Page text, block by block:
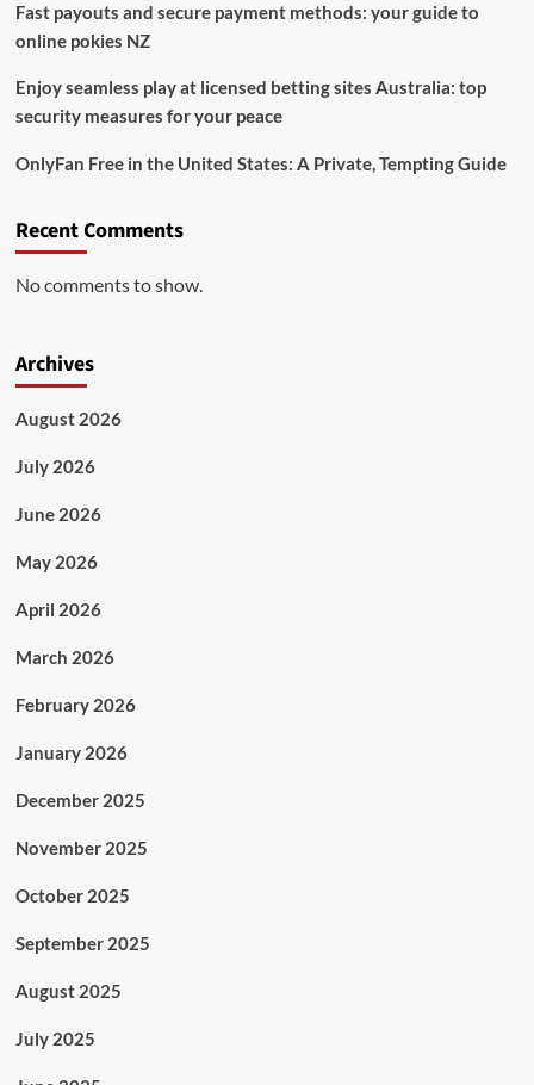
Fast payouts and secure payment methods: your guide to
online pokies NZ
Enjoy seamless play at licensed betting sites Australia: top
security measures for your peace
OnlyFan Free in the United States: A Private, Tempting Guide
Recent Comments
No comments to show.
Archives
August 2026
July 2026
June 2026
May 2026
April 2026
March 2026
February 2026
January 2026
December 2025
November 2025
October 2025
September 2025
August 2025
July 2025